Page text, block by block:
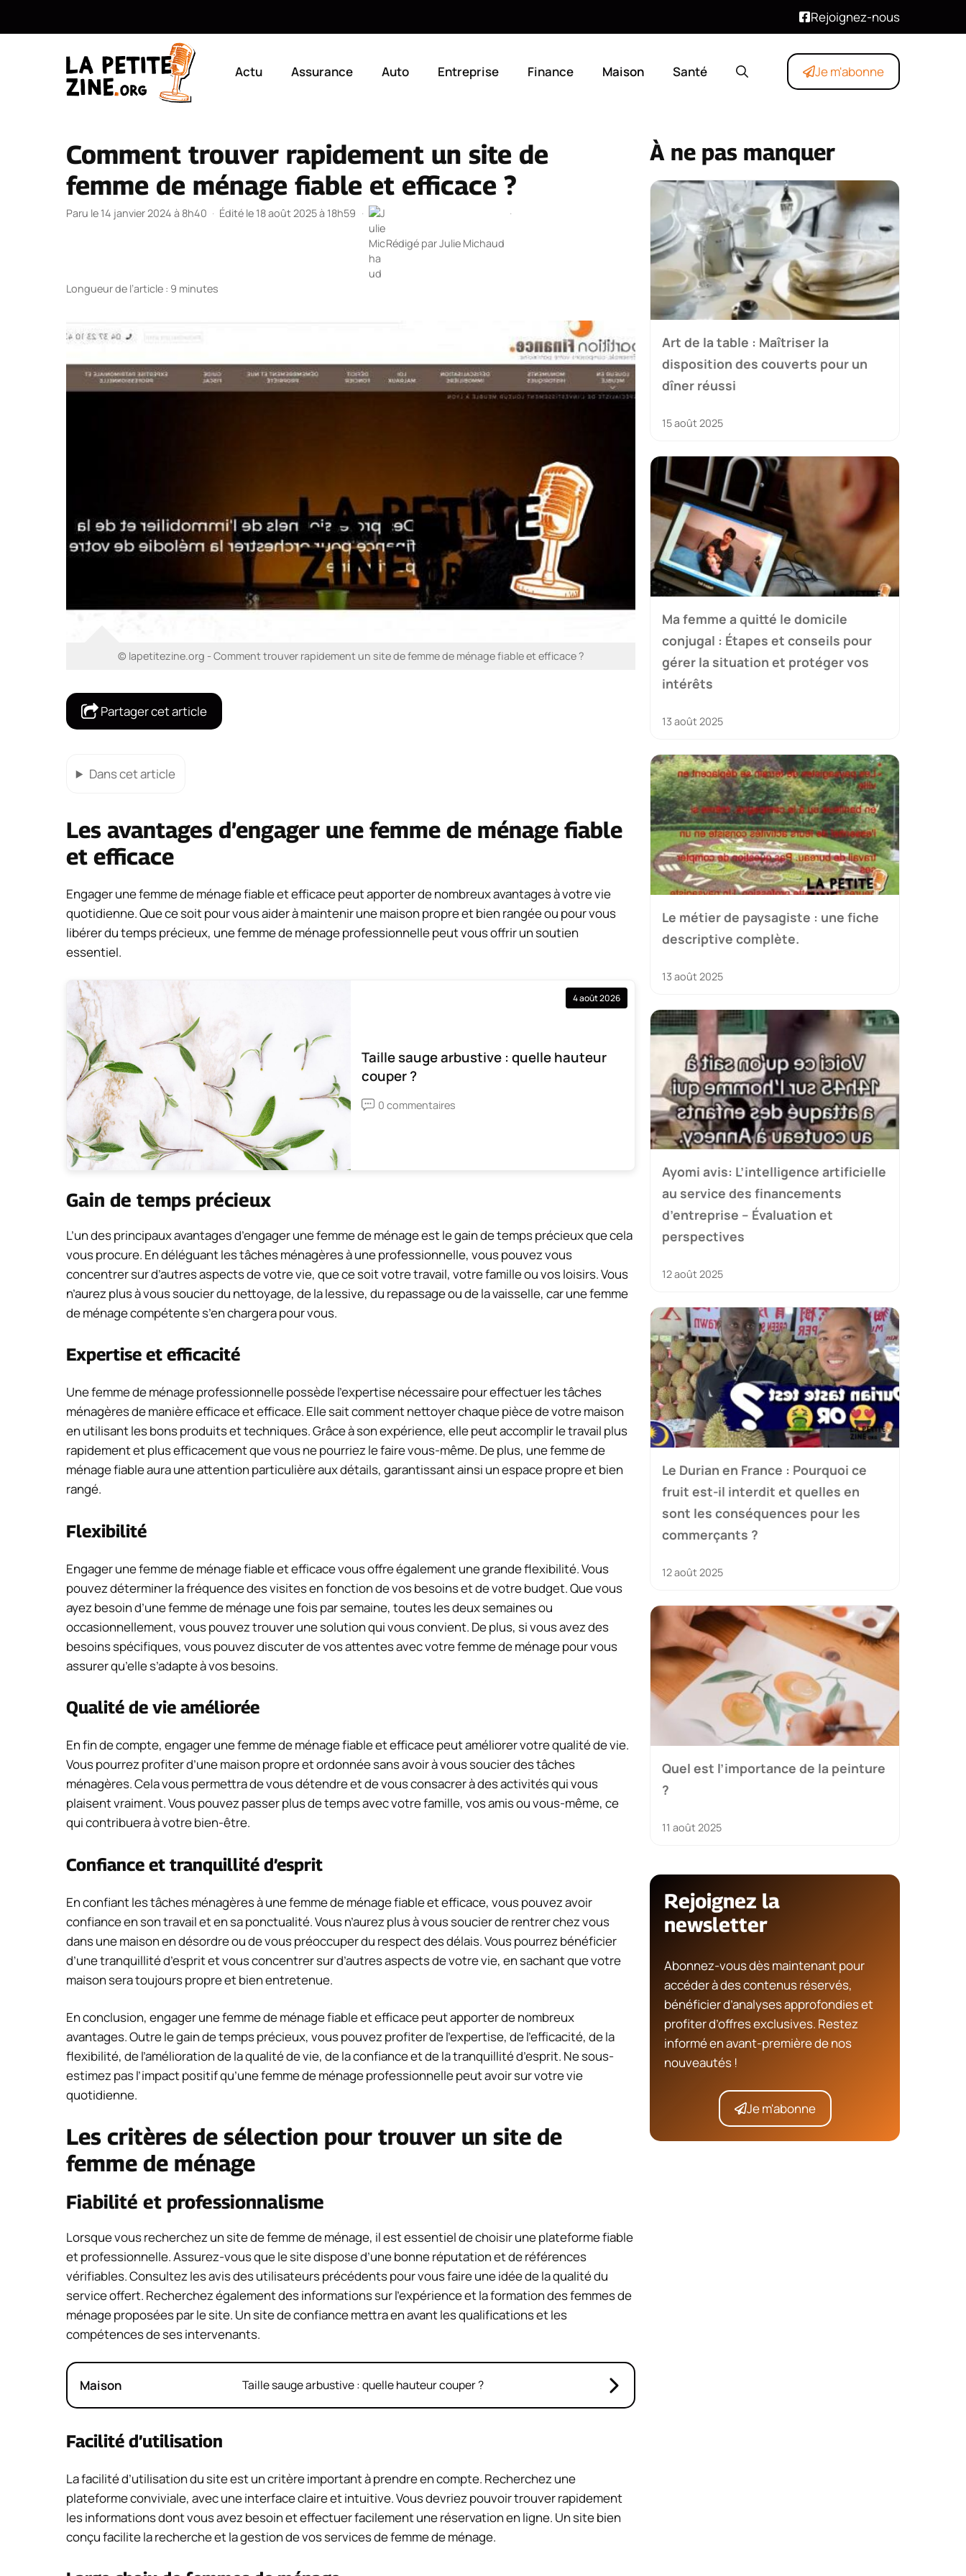
Rejoignez-nous
Actu Assurance Auto Entreprise Finance Maison Santé Je m'abonne
Comment trouver rapidement un site de
femme de ménage fiable et efficace ?
Paru le 14 janvier 2024 à 8h40 · Édité le 18 août 2025 à 18h59 ·
Rédigé parJulie Michaud
·
Longueur de l’article : 9 minutes
© lapetitezine.org - Comment trouver rapidement un site de femme de ménage fiable et efficace ?
Partager cet article
Dans cet article
Les avantages d’engager une femme de ménage fiable
et efficace
Engager une femme de ménage fiable et efficace peut apporter de nombreux avantages à votre vie
quotidienne. Que ce soit pour vous aider à maintenir une maison propre et bien rangée ou pour vous
libérer du temps précieux, une femme de ménage professionnelle peut vous offrir un soutien
essentiel.
4 août 2026
Taille sauge arbustive : quelle hauteur
couper ?
0 commentaires
Gain de temps précieux
L’un des principaux avantages d’engager une femme de ménage est le gain de temps précieux que cela
vous procure. En déléguant les tâches ménagères à une professionnelle, vous pouvez vous
concentrer sur d’autres aspects de votre vie, que ce soit votre travail, votre famille ou vos loisirs. Vous
n’aurez plus à vous soucier du nettoyage, de la lessive, du repassage ou de la vaisselle, car une femme
de ménage compétente s’en chargera pour vous.
Expertise et efficacité
Une femme de ménage professionnelle possède l’expertise nécessaire pour effectuer les tâches
ménagères de manière efficace et efficace. Elle sait comment nettoyer chaque pièce de votre maison
en utilisant les bons produits et techniques. Grâce à son expérience, elle peut accomplir le travail plus
rapidement et plus efficacement que vous ne pourriez le faire vous-même. De plus, une femme de
ménage fiable aura une attention particulière aux détails, garantissant ainsi un espace propre et bien
rangé.
Flexibilité
Engager une femme de ménage fiable et efficace vous offre également une grande flexibilité. Vous
pouvez déterminer la fréquence des visites en fonction de vos besoins et de votre budget. Que vous
ayez besoin d’une femme de ménage une fois par semaine, toutes les deux semaines ou
occasionnellement, vous pouvez trouver une solution qui vous convient. De plus, si vous avez des
besoins spécifiques, vous pouvez discuter de vos attentes avec votre femme de ménage pour vous
assurer qu’elle s’adapte à vos besoins.
Qualité de vie améliorée
En fin de compte, engager une femme de ménage fiable et efficace peut améliorer votre qualité de vie.
Vous pourrez profiter d’une maison propre et ordonnée sans avoir à vous soucier des tâches
ménagères. Cela vous permettra de vous détendre et de vous consacrer à des activités qui vous
plaisent vraiment. Vous pouvez passer plus de temps avec votre famille, vos amis ou vous-même, ce
qui contribuera à votre bien-être.
Confiance et tranquillité d’esprit
En confiant les tâches ménagères à une femme de ménage fiable et efficace, vous pouvez avoir
confiance en son travail et en sa ponctualité. Vous n’aurez plus à vous soucier de rentrer chez vous
dans une maison en désordre ou de vous préoccuper du respect des délais. Vous pourrez bénéficier
d’une tranquillité d’esprit et vous concentrer sur d’autres aspects de votre vie, en sachant que votre
maison sera toujours propre et bien entretenue.
En conclusion, engager une femme de ménage fiable et efficace peut apporter de nombreux
avantages. Outre le gain de temps précieux, vous pouvez profiter de l’expertise, de l’efficacité, de la
flexibilité, de l’amélioration de la qualité de vie, de la confiance et de la tranquillité d’esprit. Ne sous-
estimez pas l’impact positif qu’une femme de ménage professionnelle peut avoir sur votre vie
quotidienne.
Les critères de sélection pour trouver un site de
femme de ménage
Fiabilité et professionnalisme
Lorsque vous recherchez un site de femme de ménage, il est essentiel de choisir une plateforme fiable
et professionnelle. Assurez-vous que le site dispose d’une bonne réputation et de références
vérifiables. Consultez les avis des utilisateurs précédents pour vous faire une idée de la qualité du
service offert. Recherchez également des informations sur l’expérience et la formation des femmes de
ménage proposées par le site. Un site de confiance mettra en avant les qualifications et les
compétences de ses intervenants.
Maison Taille sauge arbustive : quelle hauteur couper ?
Facilité d’utilisation
La facilité d’utilisation du site est un critère important à prendre en compte. Recherchez une
plateforme conviviale, avec une interface claire et intuitive. Vous devriez pouvoir trouver rapidement
les informations dont vous avez besoin et effectuer facilement une réservation en ligne. Un site bien
conçu facilite la recherche et la gestion de vos services de femme de ménage.
À ne pas manquer
Art de la table : Maîtriser la
disposition des couverts pour un
dîner réussi
15 août 2025
Ma femme a quitté le domicile
conjugal : Étapes et conseils pour
gérer la situation et protéger vos
intérêts
13 août 2025
Le métier de paysagiste : une fiche
descriptive complète.
13 août 2025
Ayomi avis: L’intelligence artificielle
au service des financements
d’entreprise – Évaluation et
perspectives
12 août 2025
Le Durian en France : Pourquoi ce
fruit est-il interdit et quelles en
sont les conséquences pour les
commerçants ?
12 août 2025
Quel est l’importance de la peinture
?
11 août 2025
Rejoignez la
newsletter
Abonnez-vous dès maintenant pour
accéder à des contenus réservés,
bénéficier d’analyses approfondies et
profiter d’offres exclusives. Restez
informé en avant-première de nos
nouveautés !
Je m'abonne